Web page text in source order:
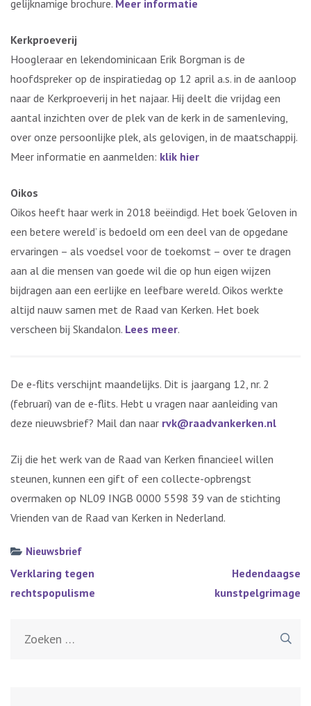
gelijknamige brochure. Meer informatie
Kerkproeverij
Hoogleraar en lekendominicaan Erik Borgman is de
hoofdspreker op de inspiratiedag op 12 april a.s. in de aanloop
naar de Kerkproeverij in het najaar. Hij deelt die vrijdag een
aantal inzichten over de plek van de kerk in de samenleving,
over onze persoonlijke plek, als gelovigen, in de maatschappij.
Meer informatie en aanmelden: klik hier
Oikos
Oikos heeft haar werk in 2018 beëindigd. Het boek ‘Geloven in
een betere wereld’ is bedoeld om een deel van de opgedane
ervaringen – als voedsel voor de toekomst – over te dragen
aan al die mensen van goede wil die op hun eigen wijzen
bijdragen aan een eerlijke en leefbare wereld. Oikos werkte
altijd nauw samen met de Raad van Kerken. Het boek
verscheen bij Skandalon. Lees meer.
De e-flits verschijnt maandelijks. Dit is jaargang 12, nr. 2
(februari) van de e-flits. Hebt u vragen naar aanleiding van
deze nieuwsbrief? Mail dan naar rvk@raadvankerken.nl
Zij die het werk van de Raad van Kerken financieel willen
steunen, kunnen een gift of een collecte-opbrengst
overmaken op NL09 INGB 0000 5598 39 van de stichting
Vrienden van de Raad van Kerken in Nederland.
Nieuwsbrief
Bericht
navigatie
Verklaring tegen
rechtspopulisme
Hedendaagse
kunstpelgrimage